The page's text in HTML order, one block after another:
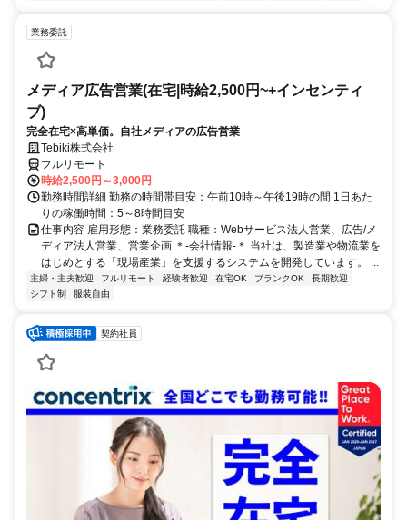
業務委託
メディア広告営業(在宅|時給2,500円~+インセンティ
ブ)
完全在宅×高単価。自社メディアの広告営業
Tebiki株式会社
フルリモート
時給2,500円～3,000円
勤務時間詳細 勤務の時間帯目安：午前10時～午後19時の間 1日あた
りの稼働時間：5～8時間目安
仕事内容 雇用形態：業務委託 職種：Webサービス法人営業、広告/メ
ディア法人営業、営業企画 ＊-会社情報-＊ 当社は、製造業や物流業を
はじめとする「現場産業」を支援するシステムを開発しています。 ...
主婦・主夫歓迎 フルリモート 経験者歓迎 在宅OK ブランクOK
長期歓迎
シフト制
服装自由
契約社員